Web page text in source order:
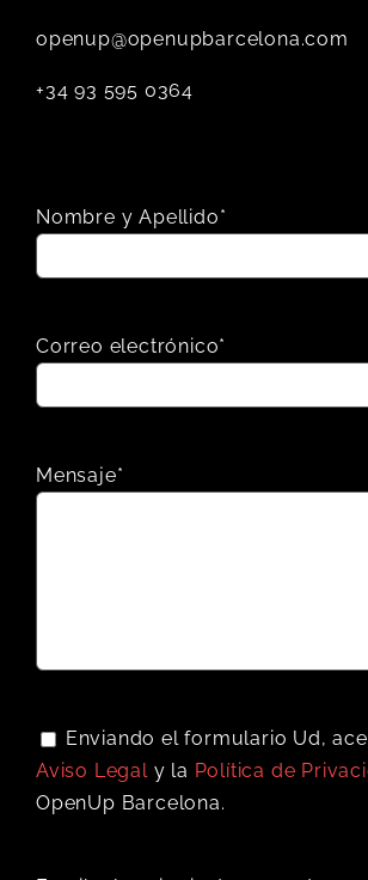
openup@openupbarcelona.com
+34 93 595 0364
Nombre y Apellido*
Correo electrónico*
Mensaje*
Enviando el formulario Ud,
Aviso Legal y la Política de
OpenUp Barcelona.